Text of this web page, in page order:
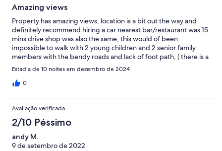
Amazing views
Property has amazing views, location is a bit out the way and
definitely recommend hiring a car nearest bar/restaurant was 15
mins drive shop was also the same, this would of been
impossible to walk with 2 young children and 2 senior family
members with the bendy roads and lack of foot path, ( there is a
bar over the road but think it was shut for the winter).Gutted we
description it didn’t get heated from dec- feb)Property itself
in downstairs bedroom.Private beach was impossible to get to
without being attacked by over grown shrubs/bushes. But over
all it was a nice place we would go back again.
Estadia de 10 noites em dezembro de 2024
0
Avaliação verificada
2/10 Péssimo
andy M.
9 de setembro de 2022